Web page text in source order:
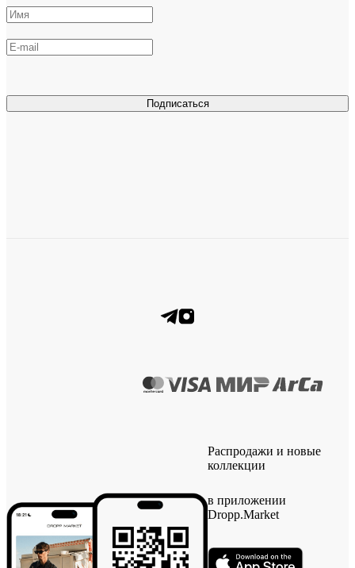
Подписаться
Распродажи и новые
коллекции
в приложении
Dropp.Market